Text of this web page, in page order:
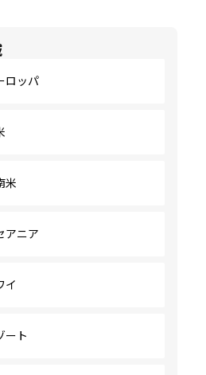
ロッパ
米
アニア
イ
ート